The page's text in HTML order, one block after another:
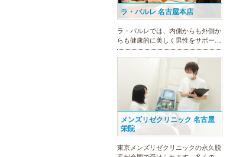
ラ・パルレ 名古屋本店
ラ・パルレでは、内側からも外側か
らも健康的に美しく男性をサポー
ト。脱メタボリックやダイエット、
マッチョコースやにきび内外コー
ス、アロマトリートメント等多彩な
メニューをご用意。お得な体験コー
スも多数！
メンズリゼクリニック 名古屋
栄院
東京メンズリゼクリニックの永久脱